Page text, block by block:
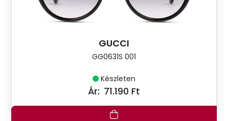
GUCCI
GG0631S 001
Készleten
Ár: 71.190 Ft